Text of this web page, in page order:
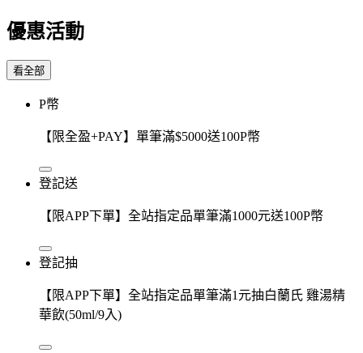
優惠活動
看全部
P幣
【限全盈+PAY】單筆滿$5000送100P幣
登記送
【限APP下單】全站指定品單筆滿1000元送100P幣
登記抽
【限APP下單】全站指定品單筆滿1元抽白蘭氏 雞湯精
華飲(50ml/9入)